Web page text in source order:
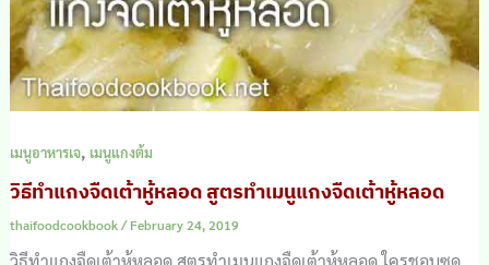
เมนูอาหารเจ, เมนูแกงต้ม
วิธีทำแกงจืดเต้าหู้หลอด สูตรทำเมนูแกงจืดเต้าหู้หลอด
thaifoodcookbook/February 24, 2019